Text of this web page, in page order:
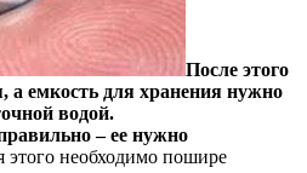
После этого
а емкость для хранения нужно
водой.
– ее нужно
этого необходимо пошире